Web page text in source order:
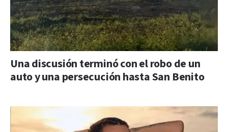
Una discusión terminó con el robo de un
auto y una persecución hasta San Benito